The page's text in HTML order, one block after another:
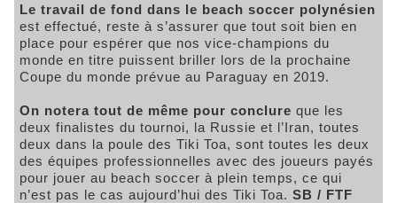
Le travail de fond dans le beach soccer polynésien
est effectué, reste à s’assurer que tout soit bien en
place pour espérer que nos vice-champions du
monde en titre puissent briller lors de la prochaine
Coupe du monde prévue au Paraguay en 2019.
On notera tout de même pour conclure que les
deux finalistes du tournoi, la Russie et l’Iran, toutes
deux dans la poule des Tiki Toa, sont toutes les deux
des équipes professionnelles avec des joueurs payés
pour jouer au beach soccer à plein temps, ce qui
n’est pas le cas aujourd’hui des Tiki Toa. SB / FTF